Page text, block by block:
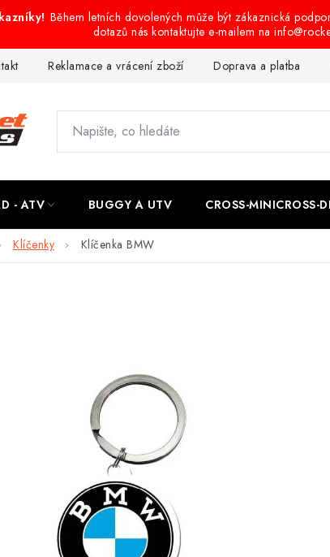
Během letních dovolených může být zákaznická
dotazů nás kontaktujte e-mailem na
Reklamace a vrácení zboží Doprava a platba
- ATV BUGGY A UTV CROSS-MINICROSS-
Klíčenky Klíčenka BMW